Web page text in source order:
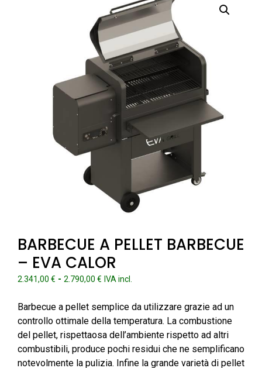
BARBECUE A PELLET BARBECUE
– EVA CALOR
2.341,00 € - 2.790,00 € Fascia
prezzo:
da
2.341,00 €
a
2.790,00 €
IVA incl.
Barbecue a pellet semplice da utilizzare grazie ad un
controllo ottimale della temperatura. La combustione
del pellet, rispettaosa dell’ambiente rispetto ad altri
combustibili, produce pochi residui che ne semplificano
notevolmente la pulizia. Infine la grande varietà di pellet